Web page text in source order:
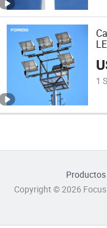
1
Copyright © 2026